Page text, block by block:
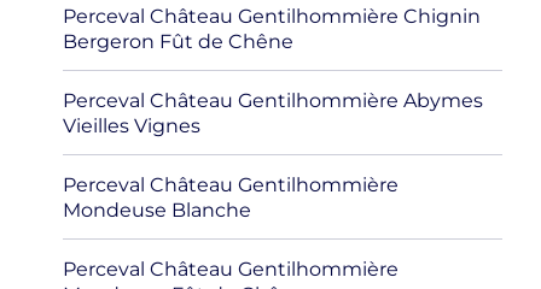
Perceval Château Gentilhommière Chignin
Bergeron Fût de Chêne
Perceval Château Gentilhommière Abymes
Vieilles Vignes
Perceval Château Gentilhommière
Mondeuse Blanche
Perceval Château Gentilhommière